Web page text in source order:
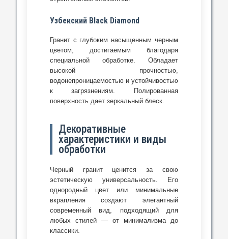
Узбекский Black Diamond
Гранит с глубоким насыщенным черным
цветом, достигаемым благодаря
специальной обработке. Обладает
высокой прочностью,
водонепроницаемостью и устойчивостью
к загрязнениям. Полированная
поверхность дает зеркальный блеск.
Декоративные
характеристики и виды
обработки
Черный гранит ценится за свою
эстетическую универсальность. Его
однородный цвет или минимальные
вкрапления создают элегантный
современный вид, подходящий для
любых стилей — от минимализма до
классики.